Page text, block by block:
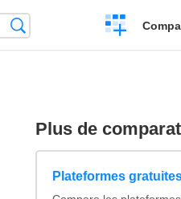
Créer
un
Plus de
Plateformes